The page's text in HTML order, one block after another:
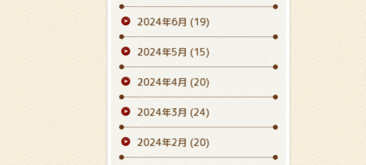
2024年6月 (19)
2024年5月 (15)
2024年4月 (20)
2024年3月 (24)
2024年2月 (20)